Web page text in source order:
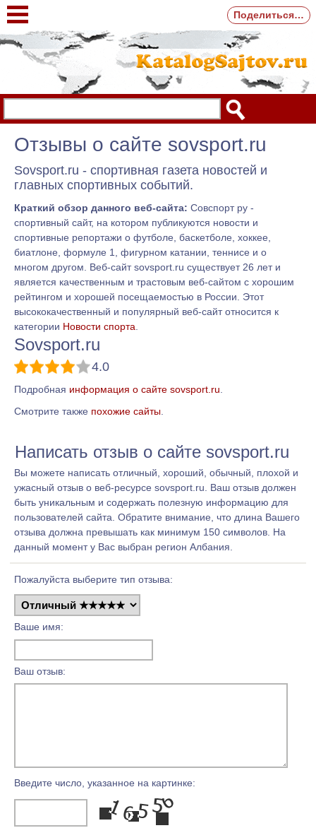
Отзывы о сайте sovsport.ru
Sovsport.ru - спортивная газета новостей и
главных спортивных событий.
Краткий обзор данного веб-сайта: Совспорт ру -
спортивный сайт, на котором публикуются новости и
спортивные репортажи о футболе, баскетболе, хоккее,
биатлоне, формуле 1, фигурном катании, теннисе и о
многом другом. Веб-сайт sovsport.ru существует 26 лет и
является качественным и трастовым веб-сайтом с хорошим
рейтингом и хорошей посещаемостью в России. Этот
высококачественный и популярный веб-сайт относится к
категории Новости спорта
Sovsport.ru
4.0
Подробная информация о сайте sovsport.ru
Смотрите также похожие сайты.
Написать отзыв о сайте sovsport.ru
Вы можете написать отличный, хороший, обычный, плохой и
ужасный отзыв о веб-ресурсе sovsport.ru. Ваш отзыв должен
быть уникальным и содержать полезную информацию для
пользователей сайта. Обратите внимание, что длина Вашего
отзыва должна превышать как минимум 150 символов. На
данный момент у Вас выбран регион Албания.
Пожалуйста выберите тип отзыва:
Ваше имя:
Ваш отзыв:
Введите число, указанное на картинке:
Поделиться…